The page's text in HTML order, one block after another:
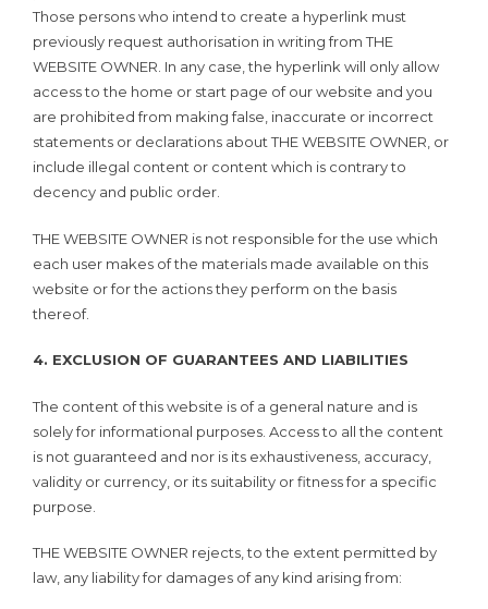
Those persons who intend to create a hyperlink must
previously request authorisation in writing from THE
WEBSITE OWNER. In any case, the hyperlink will only allow
access to the home or start page of our website and you
are prohibited from making false, inaccurate or incorrect
statements or declarations about THE WEBSITE OWNER, or
include illegal content or content which is contrary to
decency and public order.
THE WEBSITE OWNER is not responsible for the use which
each user makes of the materials made available on this
website or for the actions they perform on the basis
thereof.
4. EXCLUSION OF GUARANTEES AND LIABILITIES
The content of this website is of a general nature and is
solely for informational purposes. Access to all the content
is not guaranteed and nor is its exhaustiveness, accuracy,
validity or currency, or its suitability or fitness for a specific
purpose.
THE WEBSITE OWNER rejects, to the extent permitted by
law, any liability for damages of any kind arising from: